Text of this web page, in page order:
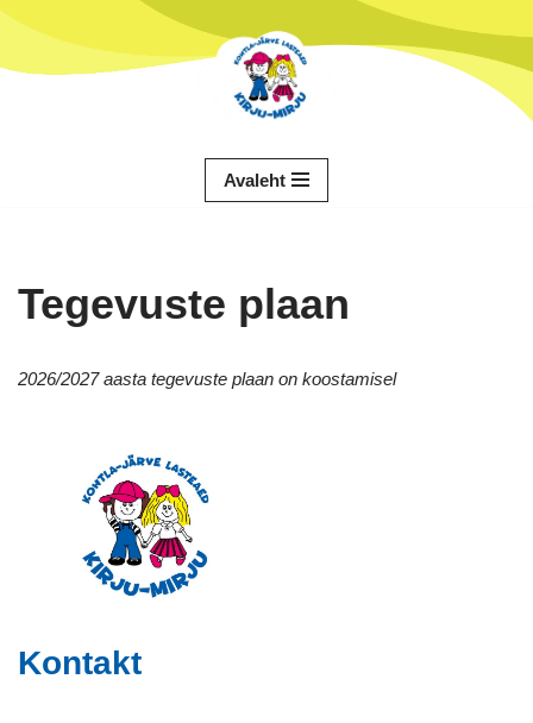
Avaleht
Tegevuste plaan
2026/2027 aasta tegevuste plaan on koostamisel
Kontakt